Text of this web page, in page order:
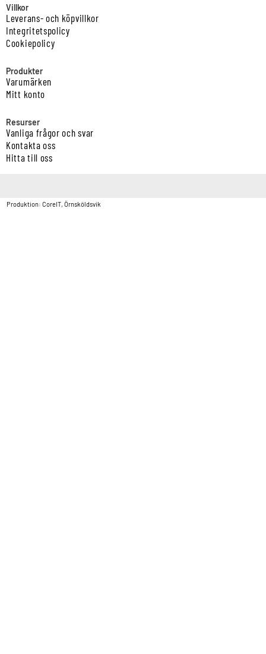
Villkor
Leverans- och köpvillkor
Integritetspolicy
Cookiepolicy
Produkter
Varumärken
Mitt konto
Resurser
Vanliga frågor och svar
Kontakta oss
Hitta till oss
Produktion: CoreIT, Örnsköldsvik